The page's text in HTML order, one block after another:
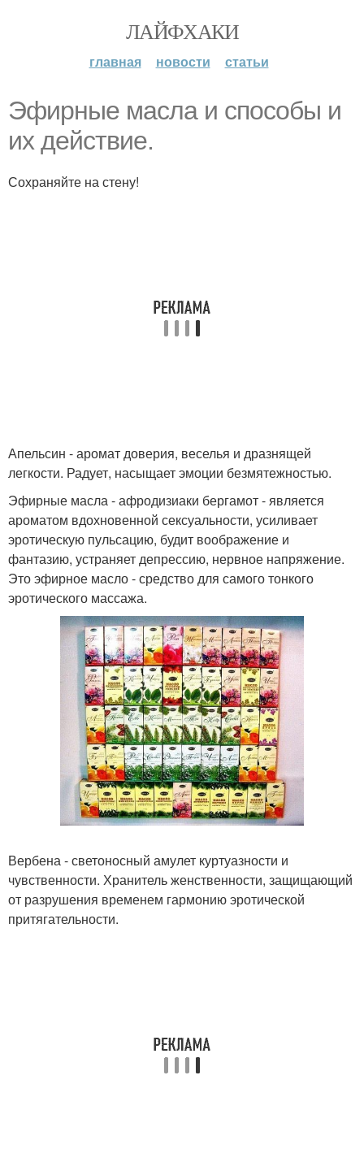
ЛАЙФХАКИ
главная новости статьи
Эфирные масла и способы и
их действие.
Сохраняйте на стену!
Апельсин - аромат доверия, веселья и дразнящей
легкости. Радует, насыщает эмоции безмятежностью.
Эфирные масла - афродизиаки бергамот - является
ароматом вдохновенной сексуальности, усиливает
эротическую пульсацию, будит воображение и
фантазию, устраняет депрессию, нервное напряжение.
Это эфирное масло - средство для самого тонкого
эротического массажа.
Вербена - светоносный амулет куртуазности и
чувственности. Хранитель женственности, защищающий
от разрушения временем гармонию эротической
притягательности.